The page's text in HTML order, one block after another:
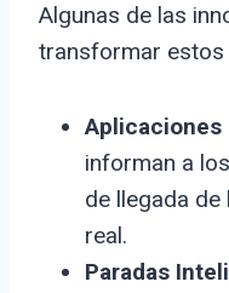
Algunas de las
transformar estos
Aplicaciones
informan a
de llegada
real.
Paradas